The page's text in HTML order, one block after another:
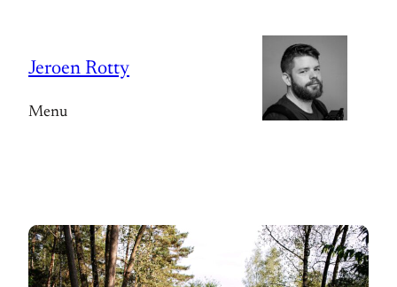
inhoud
Jeroen Rotty
Menu